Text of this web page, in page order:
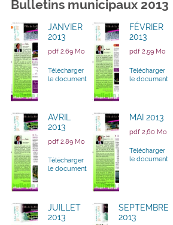
Bulletins municipaux 2013
JANVIER
2013
pdf 2,69 Mo
Télécharger
le document
FÉVRIER
2013
pdf 2,59 Mo
Télécharger
le document
AVRIL
2013
pdf 2,89 Mo
Télécharger
le document
MAI 2013
pdf 2,60 Mo
Télécharger
le document
JUILLET
2013
SEPTEMBRE
2013